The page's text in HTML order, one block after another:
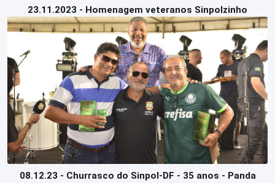
23.11.2023 - Homenagem veteranos Sinpolzinho
08.12.23 - Churrasco do Sinpol-DF - 35 anos - Panda